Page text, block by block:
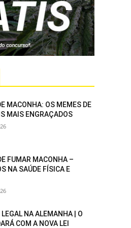
MACONHA: OS MEMES DE
MAIS ENGRAÇADOS
FUMAR MACONHA –
NA SAÚDE FÍSICA E
NA ALEMANHA | O
COM A NOVA LEI